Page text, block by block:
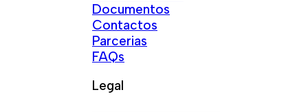
Documentos
Contactos
Parcerias
FAQs
Legal